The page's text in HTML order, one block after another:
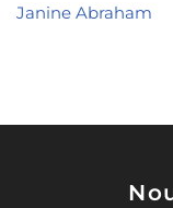
Janine Abraham